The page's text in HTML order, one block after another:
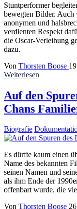
Stuntperformer
bewegten Bilder. Auch
anonymen und
verdienten Respekt
die Oscar-Verleihung
dazu.
Von Thorsten Boose
Weiterlesen
Auf den
Chans
Biografie
Es dürfte kaum einen
Name des bekannten
seinen Namen und
als ihm Ende der
offenbart wurde, die
Von Thorsten Boose